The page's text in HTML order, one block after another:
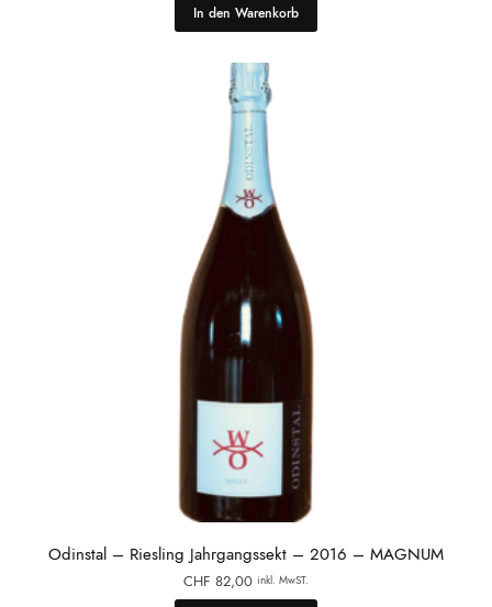
In den Warenkorb
Odinstal – Riesling Jahrgangssekt – 2016 – MAGNUM
CHF 82,00 inkl. MwST.